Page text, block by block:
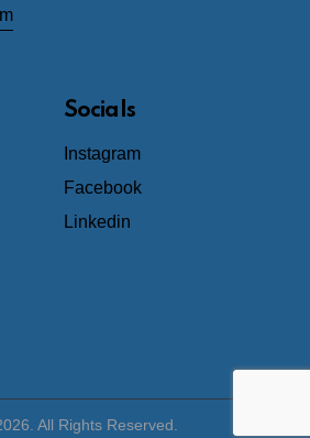
Socials
Instagram
Facebook
Linkedin
All Rights Reserved.